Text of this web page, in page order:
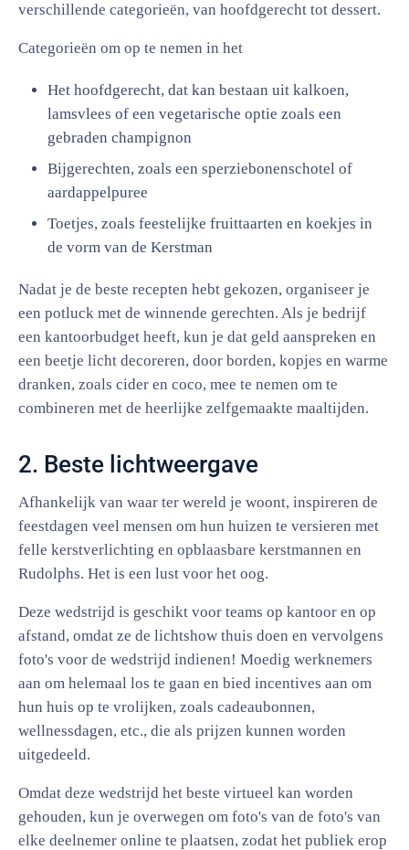
verschillende categorieën, van hoofdgerecht tot dessert.
Categorieën om op te nemen in het
Het hoofdgerecht, dat kan bestaan uit kalkoen,
lamsvlees of een vegetarische optie zoals een
gebraden champignon
Bijgerechten, zoals een sperziebonenschotel of
aardappelpuree
Toetjes, zoals feestelijke fruittaarten en koekjes in
de vorm van de Kerstman
Nadat je de beste recepten hebt gekozen, organiseer je
een potluck met de winnende gerechten. Als je bedrijf
een kantoorbudget heeft, kun je dat geld aanspreken en
een beetje licht decoreren, door borden, kopjes en warme
dranken, zoals cider en coco, mee te nemen om te
combineren met de heerlijke zelfgemaakte maaltijden.
2. Beste lichtweergave
Afhankelijk van waar ter wereld je woont, inspireren de
feestdagen veel mensen om hun huizen te versieren met
felle kerstverlichting en opblaasbare kerstmannen en
Rudolphs. Het is een lust voor het oog.
Deze wedstrijd is geschikt voor teams op kantoor en op
afstand, omdat ze de lichtshow thuis doen en vervolgens
foto's voor de wedstrijd indienen! Moedig werknemers
aan om helemaal los te gaan en bied incentives aan om
hun huis op te vrolijken, zoals cadeaubonnen,
wellnessdagen, etc., die als prijzen kunnen worden
uitgedeeld.
Omdat deze wedstrijd het beste virtueel kan worden
gehouden, kun je overwegen om foto's van de foto's van
elke deelnemer online te plaatsen, zodat het publiek erop